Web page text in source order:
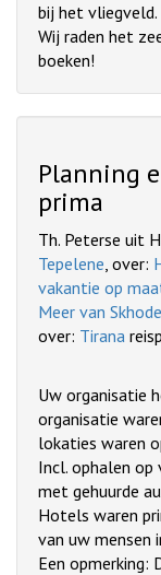
bij het vliegveld.
Wij raden het
boeken!
Planning
prima
Th. Peterse uit
Tepelene, over:
vakantie op
Meer van
over: Tirana
Uw organisatie
organisatie
lokaties waren
Incl. ophalen op
met gehuurde
Hotels waren
van uw mensen
Een